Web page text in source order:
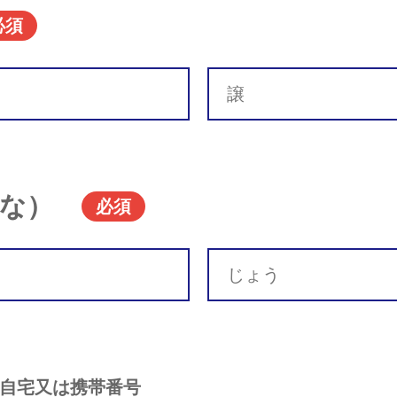
須
） 必須
自宅又は携帯番号